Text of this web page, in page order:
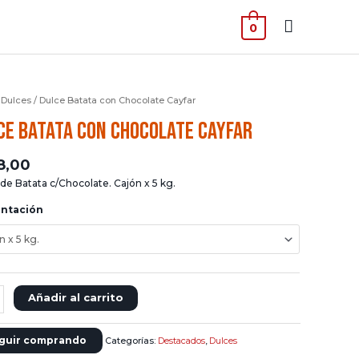
Menú
principal
0
Dulces / Dulce Batata con Chocolate Cayfar
Batata con Chocolate Cayfar
Batata c/Chocolate. Cajón x 5 kg.
Añadir al carrito
comprando Categorías: Destacados, Dulces